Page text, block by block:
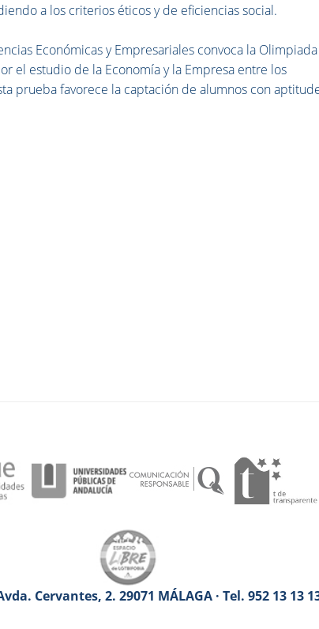
a los criterios éticos y de eficiencias social.
Económicas y Empresariales convoca la Olimpiada
el estudio de la Economía y la Empresa entre los
prueba favorece la captación de alumnos con
Cervantes, 2. 29071 MÁLAGA · Tel. 952 13 13